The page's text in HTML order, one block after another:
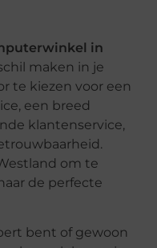
in
maken in je
te kiezen voor een
een breed
klantenservice,
om te
de perfecte
bent of gewoon